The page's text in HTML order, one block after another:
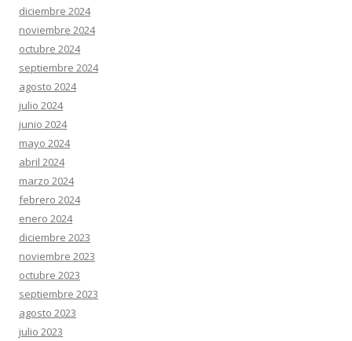
diciembre 2024
noviembre 2024
octubre 2024
septiembre 2024
agosto 2024
julio 2024
junio 2024
mayo 2024
abril 2024
marzo 2024
febrero 2024
enero 2024
diciembre 2023
noviembre 2023
octubre 2023
septiembre 2023
agosto 2023
julio 2023